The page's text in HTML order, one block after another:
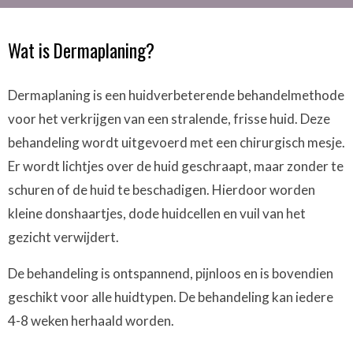
Wat is Dermaplaning?
Dermaplaning is een huidverbeterende behandelmethode
voor het verkrijgen van een stralende, frisse huid. Deze
behandeling wordt uitgevoerd met een chirurgisch mesje.
Er wordt lichtjes over de huid geschraapt, maar zonder te
schuren of de huid te beschadigen. Hierdoor worden
kleine donshaartjes, dode huidcellen en vuil van het
gezicht verwijdert.
De behandeling is ontspannend, pijnloos en is bovendien
geschikt voor alle huidtypen. De behandeling kan iedere
4-8 weken herhaald worden.